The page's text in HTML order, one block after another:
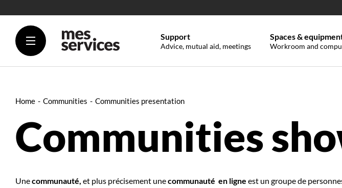
Support
Advice, mutual aid, meetings
Spaces &
Workroom and
Home Communities Communities presentation
Communities
Unecommunauté, et plus précisement unecommunauté en ligne est un groupe de